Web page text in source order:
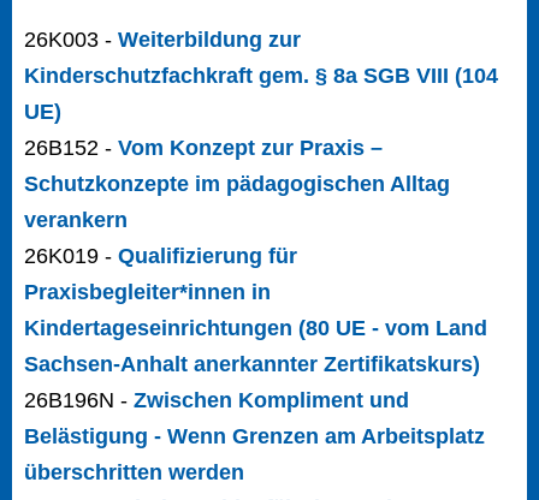
26K003 - Weiterbildung zur
Kinderschutzfachkraft gem. § 8a SGB VIII (104
UE)
26B152 - Vom Konzept zur Praxis –
Schutzkonzepte im pädagogischen Alltag
verankern
26K019 - Qualifizierung für
Praxisbegleiter*innen in
Kindertageseinrichtungen (80 UE - vom Land
Sachsen-Anhalt anerkannter Zertifikatskurs)
26B196N - Zwischen Kompliment und
Belästigung - Wenn Grenzen am Arbeitsplatz
überschritten werden